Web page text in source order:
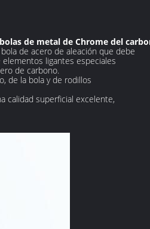
de metal de Chrome del
de acero de aleación que debe
ligantes especiales
de carbono.
de la bola y de rodillos
calidad superficial excelente,